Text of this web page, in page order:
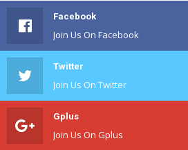
Facebook
Join Us On Facebook
Twitter
Join Us On Twitter
Gplus
Join Us On Gplus